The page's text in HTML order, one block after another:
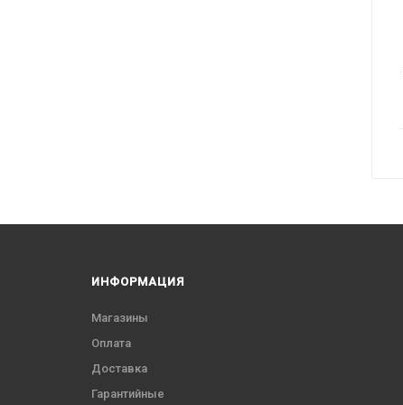
ИНФОРМАЦИЯ
Магазины
Оплата
Доставка
Гарантийные